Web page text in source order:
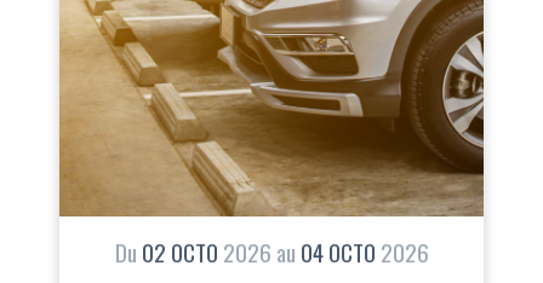
Du 02 OCTO 2026 au 04OCTO 2026